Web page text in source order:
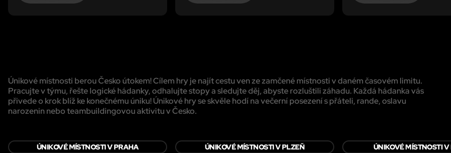
Únikové místnosti berou Česko útokem! Cílem hry je najít cestu ven ze zamčené místnosti v daném časovém limitu.
Pracujte v týmu, řešte logické hádanky, odhalujte stopy a sledujte děj, abyste rozluštili záhadu. Každá hádanka vás
přivede o krok blíž ke konečnému úniku! Únikové hry se skvěle hodí na večerní posezení s přáteli, rande, oslavu
narozenin nebo teambuildingovou aktivitu v Česko.
ÚNIKOVÉ MÍSTNOSTI V PRAHA ÚNIKOVÉ MÍSTNOSTI V PLZEŇ ÚNIKOVÉ MÍSTNOSTI V